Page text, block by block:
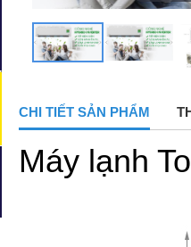
CHI TIẾT SẢN PHẨM
Máy lạnh